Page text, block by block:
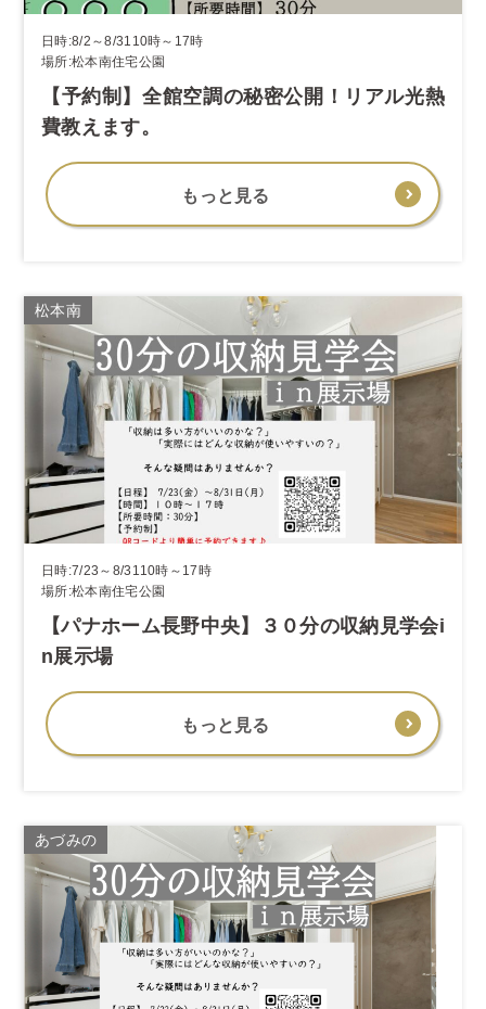
日時:8/2～8/3110時～17時
場所:松本南住宅公園
【予約制】全館空調の秘密公開！リアル光熱
費教えます。
もっと見る
松本南
日時:7/23～8/3110時～17時
場所:松本南住宅公園
【パナホーム長野中央】３０分の収納見学会i
n展示場
もっと見る
あづみの